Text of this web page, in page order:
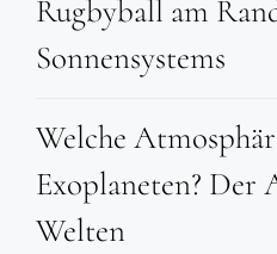
Rugbyball am
Sonnensystems
Welche
Exoplaneten? Der
Welten